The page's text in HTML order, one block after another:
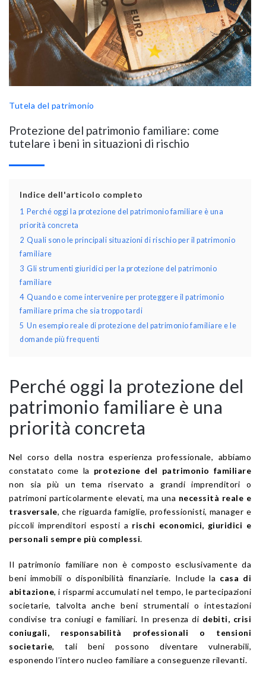
Tutela del patrimonio
Protezione del patrimonio familiare: come
tutelare i beni in situazioni di rischio
Indice dell'articolo completo
1
Perché oggi la protezione del patrimonio familiare è una
priorità concreta
2 Quali sono le principali situazioni di rischio per il patrimonio
familiare
3 Gli strumenti giuridici per la protezione del patrimonio
familiare
4 Quando e come intervenire per proteggere il patrimonio
familiare prima che sia troppo tardi
5 Un esempio reale di protezione del patrimonio familiare e le
domande più frequenti
Perché oggi la protezione del
patrimonio familiare è una
priorità concreta
Nel corso della nostra esperienza professionale, abbiamo
constatato come la protezione del patrimonio familiare
non sia più un tema riservato a grandi imprenditori o
patrimoni particolarmente elevati, ma una necessità reale e
trasversale, che riguarda famiglie, professionisti, manager e
piccoli imprenditori esposti a rischi economici, giuridici e
personali sempre più complessi.
Il patrimonio familiare non è composto esclusivamente da
beni immobili o disponibilità finanziarie. Include la casa di
abitazione, i risparmi accumulati nel tempo, le partecipazioni
societarie, talvolta anche beni strumentali o intestazioni
condivise tra coniugi e familiari. In presenza di debiti, crisi
coniugali, responsabilità professionali o tensioni
societarie, tali beni possono diventare vulnerabili,
esponendo l’intero nucleo familiare a conseguenze rilevanti.